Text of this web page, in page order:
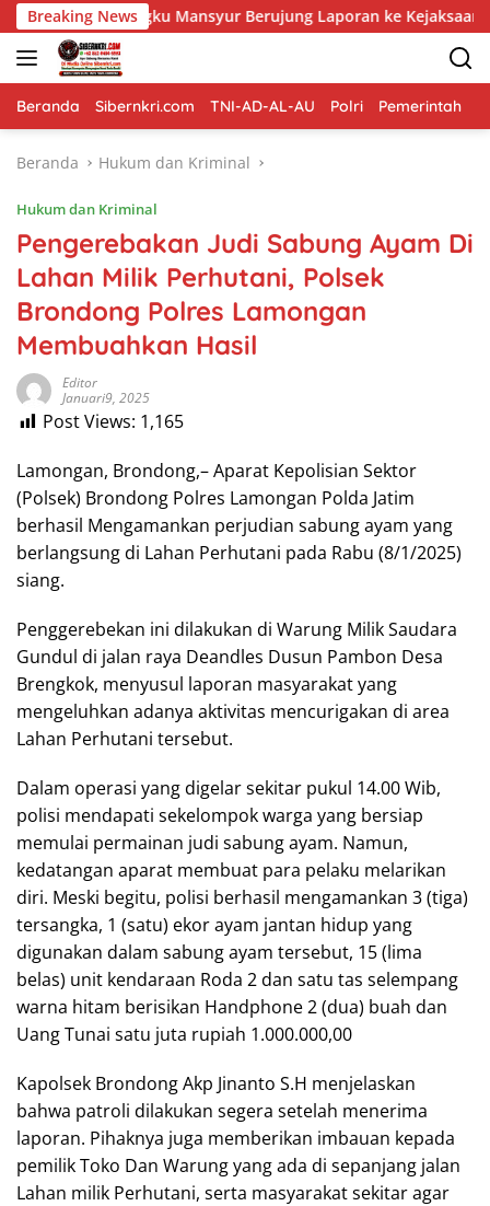
Langsung
ke
konten
Breaking News
Mansyur Berujung Laporan ke Kejaksaan Bahu
Beranda Sibernkri.com TNI-AD-AL-AU Polri Pemerintah
Beranda Hukum dan Kriminal
Hukum dan Kriminal
Pengerebakan Judi Sabung Ayam Di
Lahan Milik Perhutani, Polsek
Brondong Polres Lamongan
Membuahkan Hasil
Editor
Januari9, 2025
Post Views: 1,165
Lamongan, Brondong,– Aparat Kepolisian Sektor
(Polsek) Brondong Polres Lamongan Polda Jatim
berhasil Mengamankan perjudian sabung ayam yang
berlangsung di Lahan Perhutani pada Rabu (8/1/2025)
siang.
Penggerebekan ini dilakukan di Warung Milik Saudara
Gundul di jalan raya Deandles Dusun Pambon Desa
Brengkok, menyusul laporan masyarakat yang
mengeluhkan adanya aktivitas mencurigakan di area
Lahan Perhutani tersebut.
Dalam operasi yang digelar sekitar pukul 14.00 Wib,
polisi mendapati sekelompok warga yang bersiap
memulai permainan judi sabung ayam. Namun,
kedatangan aparat membuat para pelaku melarikan
diri. Meski begitu, polisi berhasil mengamankan 3 (tiga)
tersangka, 1 (satu) ekor ayam jantan hidup yang
digunakan dalam sabung ayam tersebut, 15 (lima
belas) unit kendaraan Roda 2 dan satu tas selempang
warna hitam berisikan Handphone 2 (dua) buah dan
Uang Tunai satu juta rupiah 1.000.000,00
Kapolsek Brondong Akp Jinanto S.H menjelaskan
bahwa patroli dilakukan segera setelah menerima
laporan. Pihaknya juga memberikan imbauan kepada
pemilik Toko Dan Warung yang ada di sepanjang jalan
Lahan milik Perhutani, serta masyarakat sekitar agar